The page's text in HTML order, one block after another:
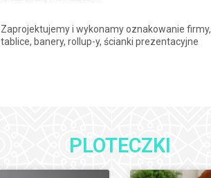
Zaprojektujemy i wykonamy oznakowanie firmy,
tablice, banery, rollup-y, ścianki prezentacyjne
PLOTECZKI